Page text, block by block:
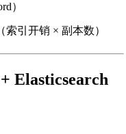
）
索引开销 × 副本数）
Elasticsearch